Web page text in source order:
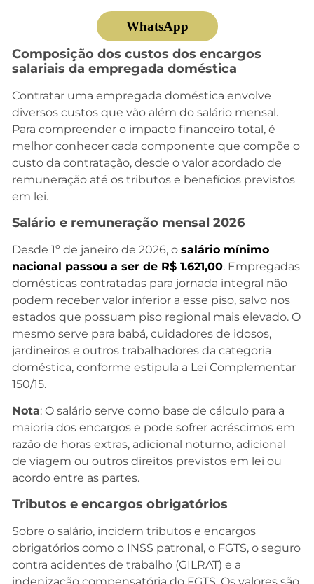
WhatsApp
Composição dos custos dos encargos
salariais da empregada doméstica
Contratar uma empregada doméstica envolve
diversos custos que vão além do salário mensal.
Para compreender o impacto financeiro total, é
melhor conhecer cada componente que compõe o
custo da contratação, desde o valor acordado de
remuneração até os tributos e benefícios previstos
em lei.
Salário e remuneração mensal 2026
Desde 1º de janeiro de 2026, o salário mínimo
nacional passou a ser de R$ 1.621,00. Empregadas
domésticas contratadas para jornada integral não
podem receber valor inferior a esse piso, salvo nos
estados que possuam piso regional mais elevado. O
mesmo serve para babá, cuidadores de idosos,
jardineiros e outros trabalhadores da categoria
doméstica, conforme estipula a Lei Complementar
150/15.
Nota: O salário serve como base de cálculo para a
maioria dos encargos e pode sofrer acréscimos em
razão de horas extras, adicional noturno, adicional
de viagem ou outros direitos previstos em lei ou
acordo entre as partes.
Tributos e encargos obrigatórios
Sobre o salário, incidem tributos e encargos
obrigatórios como o INSS patronal, o FGTS, o seguro
contra acidentes de trabalho (GILRAT) e a
indenização compensatória do FGTS. Os valores são